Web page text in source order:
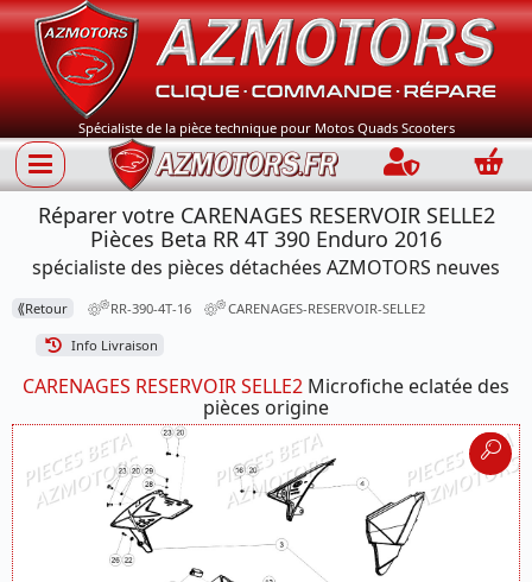
Spécialiste de la pièce technique pour Motos Quads Scooters
Connection
Réparer votre CARENAGES RESERVOIR SELLE2
Pièces Beta RR 4T 390 Enduro 2016
spécialiste des pièces détachées AZMOTORS neuves
⟪Retour RR-390-4T-16 CARENAGES-RESERVOIR-SELLE2
Info Livraison
CARENAGES RESERVOIR SELLE2 Microfiche eclatée des
pièces origine